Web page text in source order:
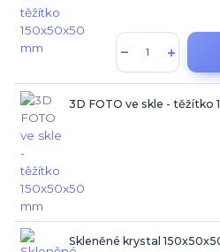
3D FOTO ve skle - těžítko
Skleněné krystal